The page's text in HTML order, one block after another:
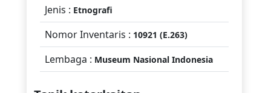
Jenis : Etnografi
Nomor Inventaris : 10921 (E.263)
Lembaga : Museum Nasional Indonesia